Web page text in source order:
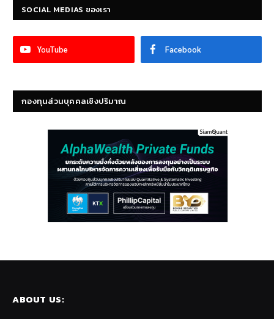
SOCIAL MEDIAS ของเรา
YouTube Facebook
กองทุนส่วนบุคคลเชิงปริมาณ
ABOUT US: